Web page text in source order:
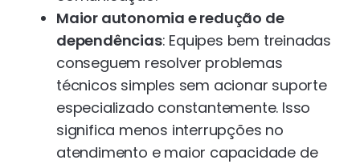
Maior autonomia e redução de
dependências: Equipes bem treinadas
conseguem resolver problemas
técnicos simples sem acionar suporte
especializado constantemente. Isso
significa menos interrupções no
atendimento e maior capacidade de